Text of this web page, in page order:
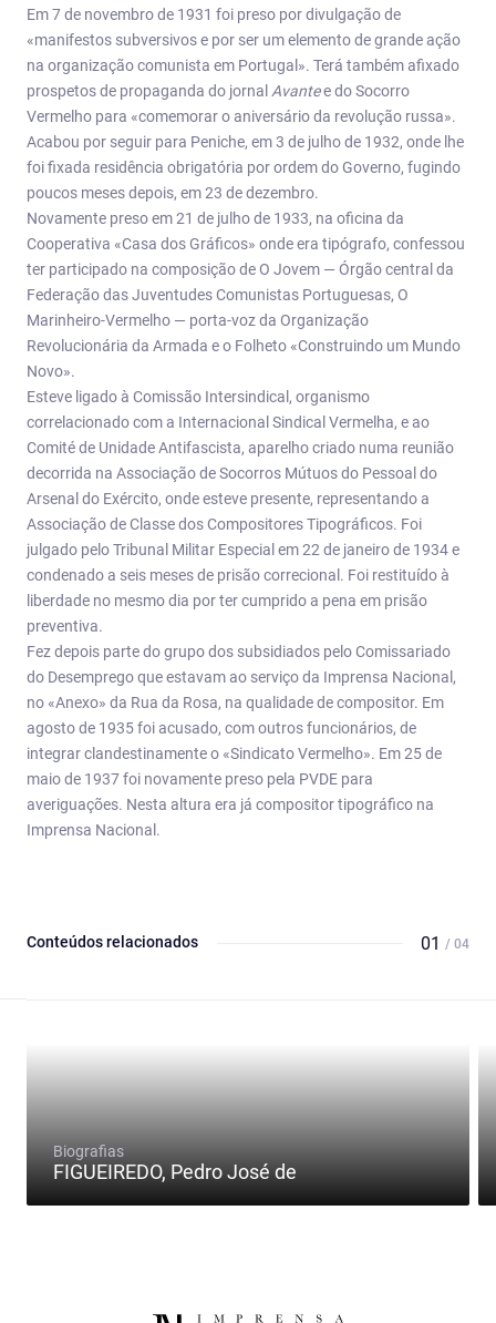
Em 7 de novembro de 1931 foi preso por divulgação de
«manifestos subversivos e por ser um elemento de grande ação
na organização comunista em Portugal». Terá também afixado
prospetos de propaganda do jornal Avantee do Socorro
Vermelho para «comemorar o aniversário da revolução russa».
Acabou por seguir para Peniche, em 3 de julho de 1932, onde lhe
foi fixada residência obrigatória por ordem do Governo, fugindo
poucos meses depois, em 23 de dezembro.
Novamente preso em 21 de julho de 1933, na oficina da
Cooperativa «Casa dos Gráficos» onde era tipógrafo, confessou
ter participado na composição de O Jovem — Órgão central da
Federação das Juventudes Comunistas Portuguesas, O
Marinheiro-Vermelho — porta-voz da Organização
Revolucionária da Armada e o Folheto «Construindo um Mundo
Novo».
Esteve ligado à Comissão Intersindical, organismo
correlacionado com a Internacional Sindical Vermelha, e ao
Comité de Unidade Antifascista, aparelho criado numa reunião
decorrida na Associação de Socorros Mútuos do Pessoal do
Arsenal do Exército, onde esteve presente, representando a
Associação de Classe dos Compositores Tipográficos. Foi
julgado pelo Tribunal Militar Especial em 22 de janeiro de 1934 e
condenado a seis meses de prisão correcional. Foi restituído à
liberdade no mesmo dia por ter cumprido a pena em prisão
preventiva.
Fez depois parte do grupo dos subsidiados pelo Comissariado
do Desemprego que estavam ao serviço da Imprensa Nacional,
no «Anexo» da Rua da Rosa, na qualidade de compositor. Em
agosto de 1935 foi acusado, com outros funcionários, de
integrar clandestinamente o «Sindicato Vermelho». Em 25 de
maio de 1937 foi novamente preso pela PVDE para
averiguações. Nesta altura era já compositor tipográfico na
Imprensa Nacional.
Conteúdos relacionados 01 / 04
Biografias
FIGUEIREDO, Pedro José de